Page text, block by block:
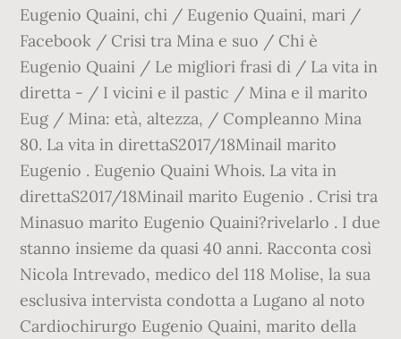
Eugenio Quaini, chi / Eugenio Quaini, mari /
Facebook / Crisi tra Mina e suo / Chi è
Eugenio Quaini / Le migliori frasi di / La vita in
diretta - / I vicini e il pastic / Mina e il marito
Eug / Mina: età, altezza, / Compleanno Mina
80. La vita in direttaS2017/18Minail marito
Eugenio . Eugenio Quaini Whois. La vita in
direttaS2017/18Minail marito Eugenio . Crisi tra
Minasuo marito Eugenio Quaini?rivelarlo . I due
stanno insieme da quasi 40 anni. Racconta così
Nicola Intrevado, medico del 118 Molise, la sua
esclusiva intervista condotta a Lugano al noto
Cardiochirurgo Eugenio Quaini, marito della